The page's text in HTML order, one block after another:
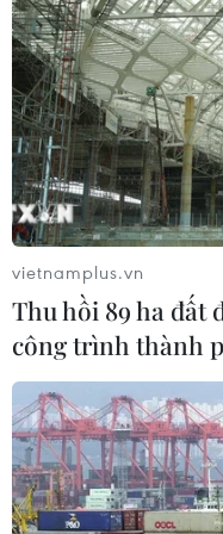
cậu liệt sĩ
07/08/2026 08:40
Xe khách lao xuống
đường, 18 hành
07/08/2026 08:39
CƠ QUAN CHỦ QUẢN: THÔNG
Tổng Biên tập: TRẦN
vietnamplus.vn
Thu hồi 89 ha đất
công trình thành